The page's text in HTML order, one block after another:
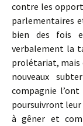
contre les
parlementaires
bien des fois
verbalement la
prolétariat, mais
nouveaux
compagnie
poursuivront
à gêner et